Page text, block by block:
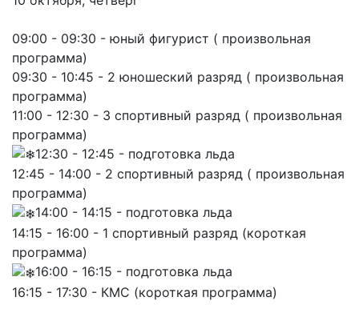
09:00 - 09:30 - юный фигурист ( произвольная
программа)
09:30 - 10:45 - 2 юношеский разряд ( произвольная
программа)
11:00 - 12:30 - 3 спортивный разряд ( произвольная
программа)
12:30 - 12:45 - подготовка льда
12:45 - 14:00 - 2 спортивный разряд ( произвольная
программа)
14:00 - 14:15 - подготовка льда
14:15 - 16:00 - 1 спортивный разряд (короткая
программа)
16:00 - 16:15 - подготовка льда
16:15 - 17:30 - КМС (короткая программа)